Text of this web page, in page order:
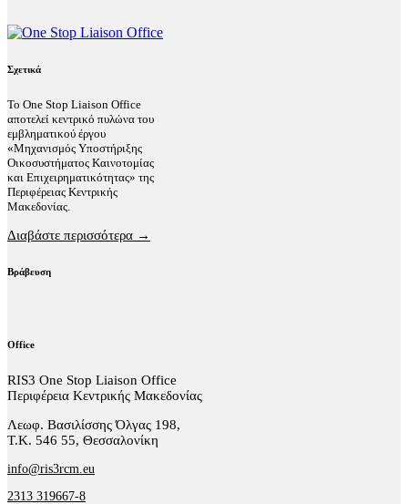
Σχετικά
Το One Stop Liaison Office
αποτελεί κεντρικό πυλώνα του
εμβληματικού έργου
«Μηχανισμός Υποστήριξης
Οικοσυστήματος Καινοτομίας
και Επιχειρηματικότητας» της
Περιφέρειας Κεντρικής
Μακεδονίας.
Διαβάστε περισσότερα →
Βράβευση
Office
RIS3 One Stop Liaison Office
Περιφέρεια Κεντρικής Μακεδονίας
Λεωφ. Βασιλίσσης Όλγας 198,
Τ.Κ. 546 55, Θεσσαλονίκη
info@ris3rcm.eu
2313 319667-8